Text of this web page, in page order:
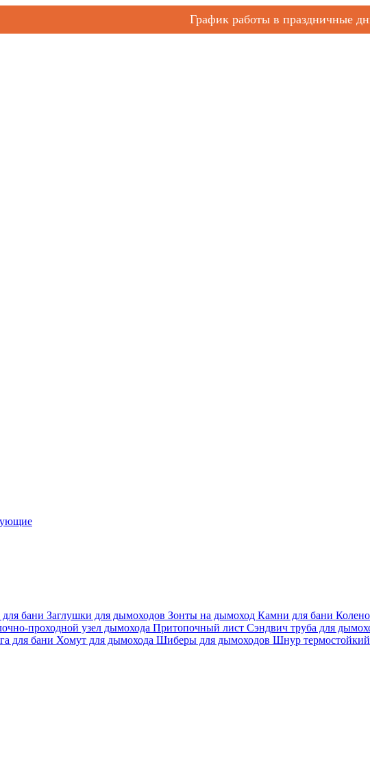
График работы в праздничные
бани Заглушки для дымоходов Зонты на дымоход Камни для бани
проходной узел дымохода Притопочный лист Сэндвич труба для
для бани Хомут для дымохода Шиберы для дымоходов Шнур термостойкий